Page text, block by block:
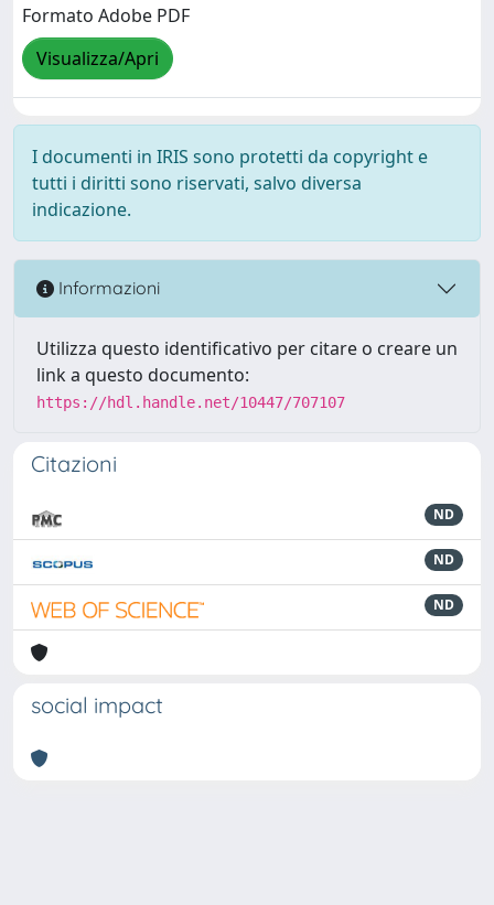
Formato Adobe PDF
Visualizza/Apri
I documenti in IRIS sono protetti da copyright e
tutti i diritti sono riservati, salvo diversa
indicazione.
Informazioni
Utilizza questo identificativo per citare o creare un
link a questo documento:
https://hdl.handle.net/10447/707107
Citazioni
ND
ND
ND
social impact